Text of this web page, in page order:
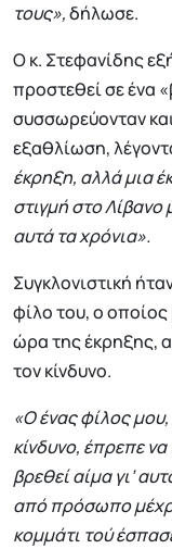
τους»,δήλωσε.
Ο κ. Στεφανίδης
προστεθεί σε ένα
συσσωρεύονταν
εξαθλίωση,
έκρηξη, αλλά μια
στιγμή στο Λίβανο
αυτά τα χρόνια».
Συγκλονιστική
φίλο του, ο
ώρα της έκρηξης,
τον κίνδυνο.
«Ο ένας φίλος
κίνδυνο, έπρεπε
βρεθεί αίμα γι’
από πρόσωπο
κομμάτι τού